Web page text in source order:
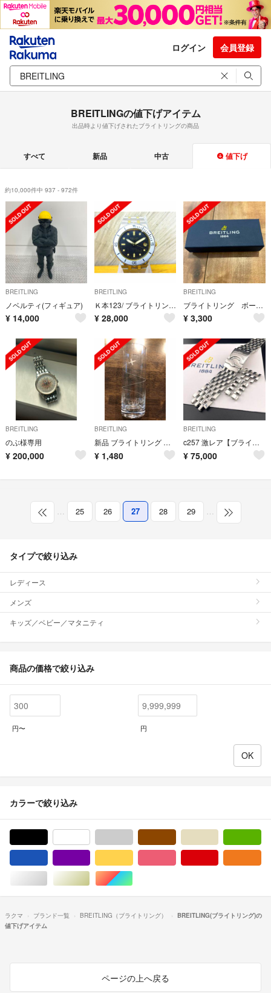
ログイン 会員登録
BREITLINGの値下げアイテム
出品時より値下げされたブライトリングの商品
すべて 新品 中古 値下げ
約10,000件中 937 - 972件
BREITLING
ノベルティ(フィギュア)
¥ 14,000
BREITLING
Ｋ本123/ ブライトリング タベリー 腕時計 クオーツ メンズ
¥ 28,000
BREITLING
ブライトリング ボールペン
¥ 3,300
BREITLING
のぶ様専用
¥ 200,000
BREITLING
新品 ブライトリング グラス ボヘミアングラス
¥ 1,480
BREITLING
c257 激レア【ブライトリング】420A 20mm 7連 ナビタイマー ベルト
¥ 75,000
… 25 26 27 28 29 …
タイプで絞り込み
レディース
メンズ
キッズ／ベビー／マタニティ
商品の価格で絞り込み
円〜 円
カラーで絞り込み
シルバー/銀色系ゴールド/金色系マルチカラー
ラクマ ブランド一覧 BREITLING（ブライトリング）
BREITLING(ブライトリング)の
値下げアイテム
ページの上へ戻る